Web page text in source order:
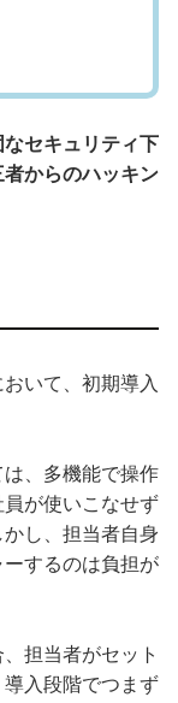
なセキュリティ下
からのハッキン
いて、初期導入
、多機能で操作
が使いこなせず
し、担当者自身
するのは負担が
担当者がセット
入段階でつまず